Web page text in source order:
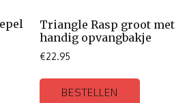
Triangle Rasp groot met
handig opvangbakje
€22.95
BESTELLEN